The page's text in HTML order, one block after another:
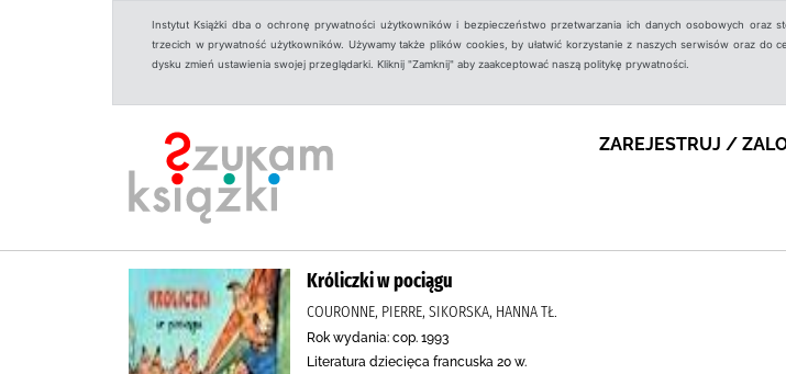
Instytut Książki dba o ochronę prywatności użytkowników i bezpieczeństwo przetwarzania ich danych osobowych oraz
trzecich w prywatność użytkowników. Używamy także plików cookies, by ułatwić korzystanie z naszych serwisów oraz do
dysku zmień ustawienia swojej przeglądarki. Kliknij "Zamknij" aby zaakceptować naszą politykę prywatności.
ZAREJESTRUJ /
Króliczki w pociągu
COURONNE, PIERRE, SIKORSKA, HANNA TŁ.
Rok wydania: cop. 1993
Literatura dziecięca francuska 20 w.